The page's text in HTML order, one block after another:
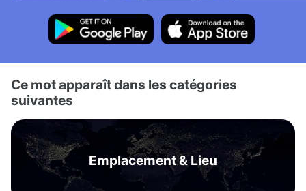
Ce mot apparaît dans les catégories
suivantes
Emplacement & Lieu